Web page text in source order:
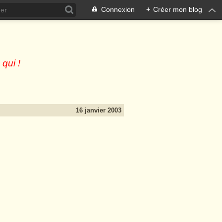
Connexion + Créer mon blog
qui !
16 janvier 2003